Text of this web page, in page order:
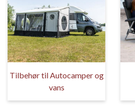
Tilbehør til Autocamper og
vans